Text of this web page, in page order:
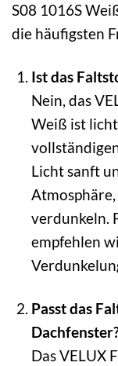
S08 1016S
die häufigsten
Ist das
Nein, das
Weiß ist
Licht sanft
verdunkeln.
empfehlen
Passt das
Das VELUX